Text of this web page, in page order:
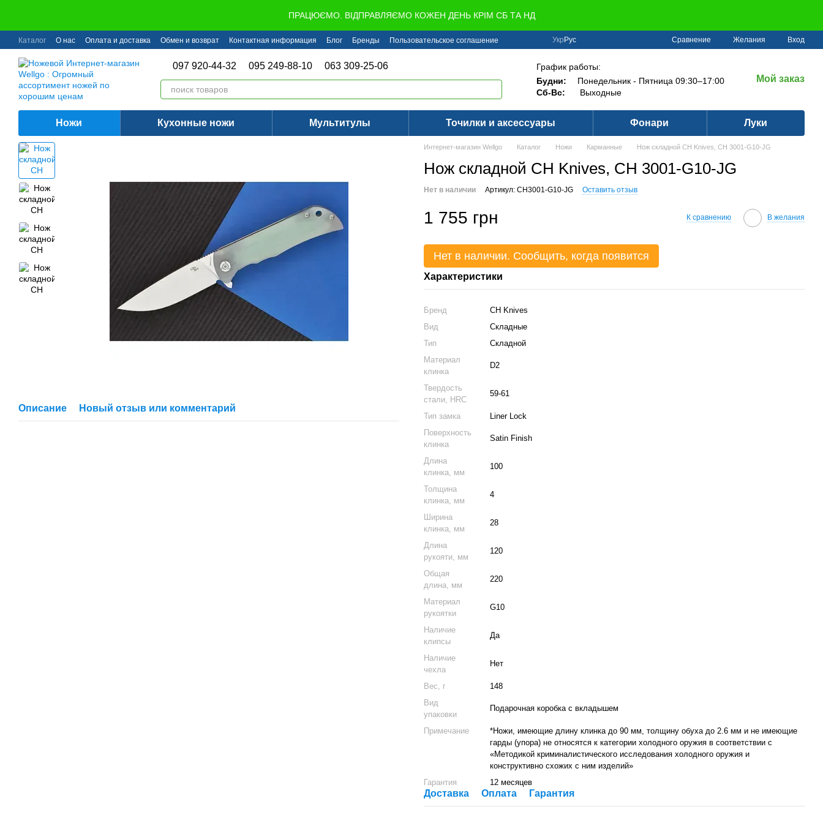
ПРАЦЮЄМО. ВІДПРАВЛЯЄМО КОЖЕН ДЕНЬ КРІМ СБ ТА НД
Каталог О нас Оплата и доставка Обмен и возврат Контактная информация Блог Бренды Пользовательское соглашение Укр Рус Сравнение Желания Вход
097 920-44-32 095 249-88-10 063 309-25-06
График работы:
Будни:
Понедельник - Пятница 09:30–17:00
Сб-Вс:
Выходные
Мой заказ
Ножи Кухонные ножи Мультитулы Точилки и аксессуары Фонари Луки
Описание Новый отзыв или комментарий
Интернет-магазин Wellgo Каталог Ножи Карманные Нож складной CH Knives, CH 3001-G10-JG
Нож складной CH Knives, CH 3001-G10-JG
Нет в наличии Артикул: CH3001-G10-JG Оставить отзыв
1 755 грн К сравнению В желания
Нет в наличии. Сообщить, когда появится
Характеристики
Бренд
CH Knives
Вид
Складные
Тип
Складной
Материал
клинка
D2
Твердость
стали, HRC
59-61
Тип замка
Liner Lock
Поверхность
клинка
Satin Finish
Длина
клинка, мм
100
Толщина
клинка, мм
4
Ширина
клинка, мм
28
Длина
рукояти, мм
120
Общая
длина, мм
220
Материал
рукоятки
G10
Наличие
клипсы
Да
Наличие
чехла
Нет
Вес, г
148
Вид
упаковки
Подарочная коробка с вкладышем
Примечание
*Ножи, имеющие длину клинка до 90 мм, толщину обуха до 2.6 мм и не имеющие
гарды (упора) не относятся к категории холодного оружия в соответствии с
«Методикой криминалистического исследования холодного оружия и
конструктивно схожих с ним изделий»
Гарантия
12 месяцев
Доставка Оплата Гарантия